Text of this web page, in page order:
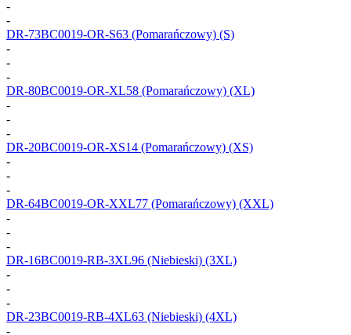
-
-
DR-73BC0019-OR-S63 (Pomarańczowy) (S)
-
-
-
DR-80BC0019-OR-XL58 (Pomarańczowy) (XL)
-
-
-
DR-20BC0019-OR-XS14 (Pomarańczowy) (XS)
-
-
-
DR-64BC0019-OR-XXL77 (Pomarańczowy) (XXL)
-
-
-
DR-16BC0019-RB-3XL96 (Niebieski) (3XL)
-
-
-
DR-23BC0019-RB-4XL63 (Niebieski) (4XL)
-